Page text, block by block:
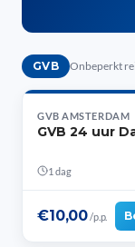
GVB Onbeperkt
GVB AMSTERDAM
GVB 24 uur
1 dag
€10,00/p.p.